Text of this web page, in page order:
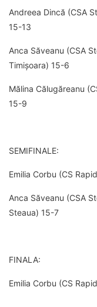
Andreea Dincă (CSA
15-13
Anca Săveanu (CSA
Timișoara) 15-6
Mălina Călugăreanu
15-9
SEMIFINALE:
Emilia Corbu (CS
Anca Săveanu (CSA
Steaua) 15-7
FINALA:
Emilia Corbu (CS